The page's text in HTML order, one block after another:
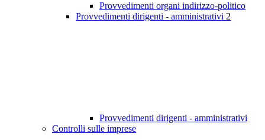
Provvedimenti organi indirizzo-politico
Provvedimenti dirigenti - amministrativi 2
Provvedimenti dirigenti - amministrativi
Controlli sulle imprese